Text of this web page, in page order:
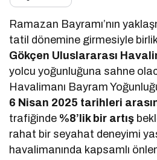
Ramazan Bayramı’nın
tatil dönemine girmesiyle
Gökçen Uluslararası
yolcu yoğunluğuna sahne
Havalimanı Bayram
6 Nisan 2025 tarihleri
trafiğinde %8’lik bir artış
rahat bir seyahat deneyimi
havalimanında kapsamlı